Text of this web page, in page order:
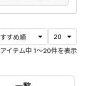
イテム中 1〜20件を表示